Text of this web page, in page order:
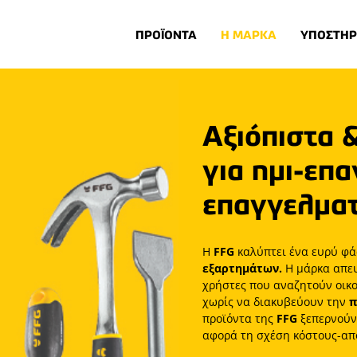
ΠΡΟΪΟΝΤΑ Η ΜΑΡΚΑ
Αξιόπιστα
για ημι-
H FFG καλύπτει ένα ευρύ
εξαρτημάτων. Η μάρκα
χρήστες που αναζητούν
χωρίς να διακυβεύουν την
προϊόντα της FFG
αφορά τη σχέση κόστους-